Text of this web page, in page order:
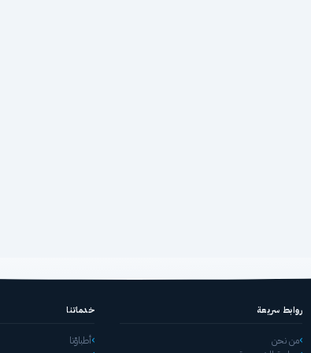
روابط سريعة
من نحن
خدماتنا
أطباؤنا